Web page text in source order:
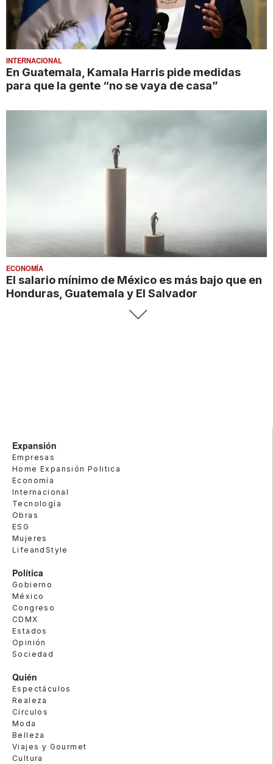
INTERNACIONAL
En Guatemala, Kamala Harris pide medidas
para que la gente “no se vaya de casa”
ECONOMÍA
El salario mínimo de México es más bajo que en
Honduras, Guatemala y El Salvador
Expansión
Empresas
Home Expansión Politica
Economía
Internacional
Tecnología
Obras
ESG
Mujeres
LifeandStyle
Política
Gobierno
México
Congreso
CDMX
Estados
Opinión
Sociedad
Quién
Espectáculos
Realeza
Círculos
Moda
Belleza
Viajes y Gourmet
Cultura